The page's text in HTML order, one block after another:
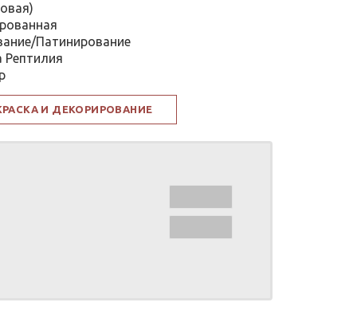
Патинирование
Рептилия
И ДЕКОРИРОВАНИЕ